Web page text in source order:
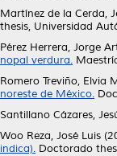
Martínez de la Cerda,
thesis, Universidad
Pérez Herrera, Jorge
nopal verdura.
Romero Treviño, Elvia
noreste de México.
Santillano Cázares,
Woo Reza, José Luis
indica). Doctorado